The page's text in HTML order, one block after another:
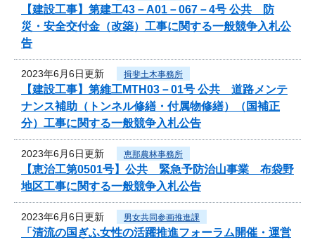
【建設工事】第建工43－A01－067－4号 公共 防
災・安全交付金（改築）工事に関する一般競争入札公
告
2023年6月6日更新 揖斐土木事務所
【建設工事】第維工MTH03－01号 公共 道路メンテ
ナンス補助（トンネル修繕・付属物修繕）（国補正
分）工事に関する一般競争入札公告
2023年6月6日更新 恵那農林事務所
【恵治工第0501号】公共 緊急予防治山事業 布袋野
地区工事に関する一般競争入札公告
2023年6月6日更新 男女共同参画推進課
「清流の国ぎふ女性の活躍推進フォーラム開催・運営